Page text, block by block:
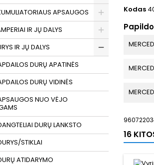
APSAUGOS
IR JŲ DALYS
IR JŲ DALYS
DURŲ APATINĖS
DURŲ VIDINĖS
NUO VĖJO
DURŲ LANKSTO
STIKLAI
ATIDARYMO
Kodas
16